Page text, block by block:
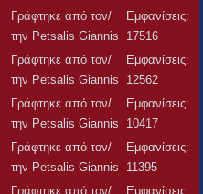
Γράφτηκε από τον/
την Petsalis Giannis
Εμφανίσεις:
17516
Γράφτηκε από τον/
την Petsalis Giannis
Εμφανίσεις:
12562
Γράφτηκε από τον/
την Petsalis Giannis
Εμφανίσεις:
10417
Γράφτηκε από τον/
την Petsalis Giannis
Εμφανίσεις:
11395
Γράφτηκε από τον/
Εμφανίσεις: